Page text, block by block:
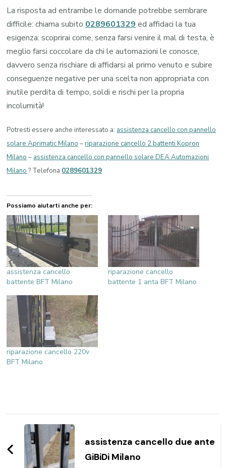
La risposta ad entrambe le domande potrebbe sembrare
difficile: chiama subito 0289601329 ed affidaci la tua
esigenza: scoprirai come, senza farsi venire il mal di testa, è
meglio farsi coccolare da chi le automazioni le conosce,
davvero senza rischiare di affidarsi al primo venuto e subire
conseguenze negative per una scelta non appropriata con
inutile perdita di tempo, soldi e rischi per la propria
incolumità!
Potresti essere anche interessato a: assistenza cancello con pannello
solare Aprimatic Milano –riparazione cancello 2 battenti Kopron
Milano – assistenza cancello con pannello solare DEA Automazioni
Milano ? Telefona 0289601329
Possiamo aiutarti anche per:
assistenza cancello
battente BFT Milano
riparazione cancello
battente 1 anta BFT Milano
riparazione cancello 220v
BFT Milano
Navigazione
articoli
assistenza cancello due ante
GiBiDi Milano